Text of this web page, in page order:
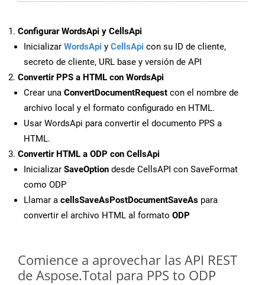
Configurar WordsApi y CellsApi
Inicializar WordsApi y CellsApi con su ID de cliente,
secreto de cliente, URL base y versión de API
Convertir PPS a HTML con WordsApi
Crear una ConvertDocumentRequest con el nombre de
archivo local y el formato configurado en HTML.
Usar WordsApi para convertir el documento PPS a
HTML.
Convertir HTML a ODP con CellsApi
Inicializar SaveOption desde CellsAPI con SaveFormat
como ODP
Llamar a cellsSaveAsPostDocumentSaveAs para
convertir el archivo HTML al formato ODP
Comience a aprovechar las API REST
de Aspose.Total para PPS to ODP